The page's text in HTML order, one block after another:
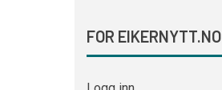
FOR EIKERNYTT.NO